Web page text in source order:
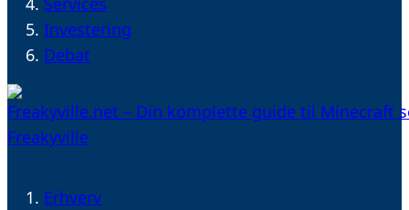
Investering
Debat
Freakyville.net – Din komplette guide til Minecraft
Freakyville
Erhverv